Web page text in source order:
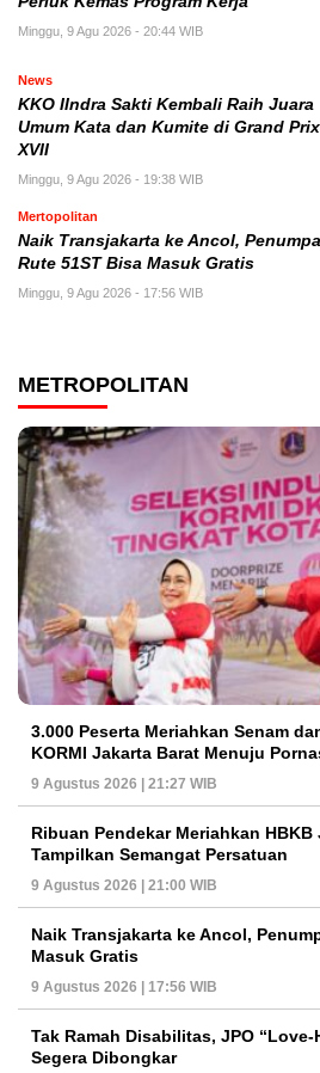
Minggu, 9 Agu 2026 - 20:44 WIB
News
KKO IIndra Sakti Kembali Raih Juara
Umum Kata dan Kumite di Grand Prix
XVII
Minggu, 9 Agu 2026 - 19:38 WIB
Mertopolitan
Naik Transjakarta ke Ancol,
Rute 51ST Bisa Masuk Gratis
Minggu, 9 Agu 2026 - 17:56 WIB
METROPOLITAN
3.000 Peserta Meriahkan Senam
KORMI Jakarta Barat Menuju
9 Agustus 2026 | 21:27 WIB
Ribuan Pendekar Meriahkan HBKB
Tampilkan Semangat Persatuan
9 Agustus 2026 | 21:00 WIB
Naik Transjakarta ke Ancol,
Masuk Gratis
9 Agustus 2026 | 17:56 WIB
Tak Ramah Disabilitas, JPO “Love-
Segera Dibongkar